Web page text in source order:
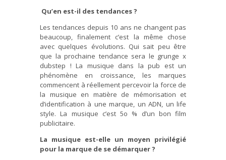
Qu’en est-il des tendances ?
Les tendances depuis 10 ans ne changent pas
beaucoup, finalement c’est la même chose
avec quelques évolutions. Qui sait peu être
que la prochaine tendance sera le grunge x
dubstep ! La musique dans la pub est un
phénomène en croissance, les marques
commencent à réellement percevoir la force de
la musique en matière de mémorisation et
d’identification à une marque, un ADN, un life
style. La musique c’est 5o % d’un bon film
publicitaire.
La musique est-elle un moyen privilégié
pour la marque de se démarquer ?